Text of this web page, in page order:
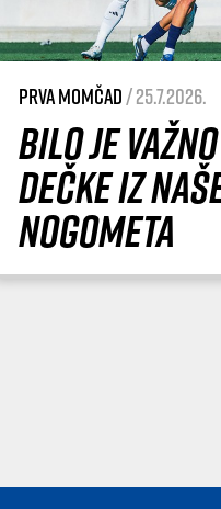
Prva momčad/ 25.7.2026.
Bilo je
dečke iz
nogometa